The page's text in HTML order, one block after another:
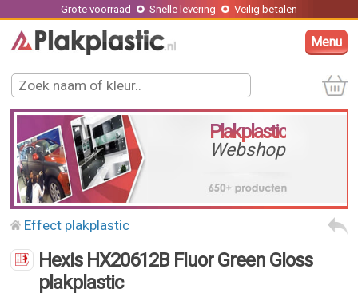
Grote voorraad Snelle levering Veilig betalen
Menu
Plakplastic
Webshop
Effect plakplastic
Hexis HX20612B Fluor Green Gloss
plakplastic